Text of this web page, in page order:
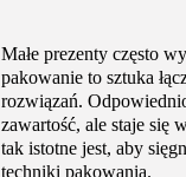
Małe prezenty często
pakowanie to sztuka
rozwiązań.
zawartość, ale staje się
tak istotne jest, aby
techniki pakowania.